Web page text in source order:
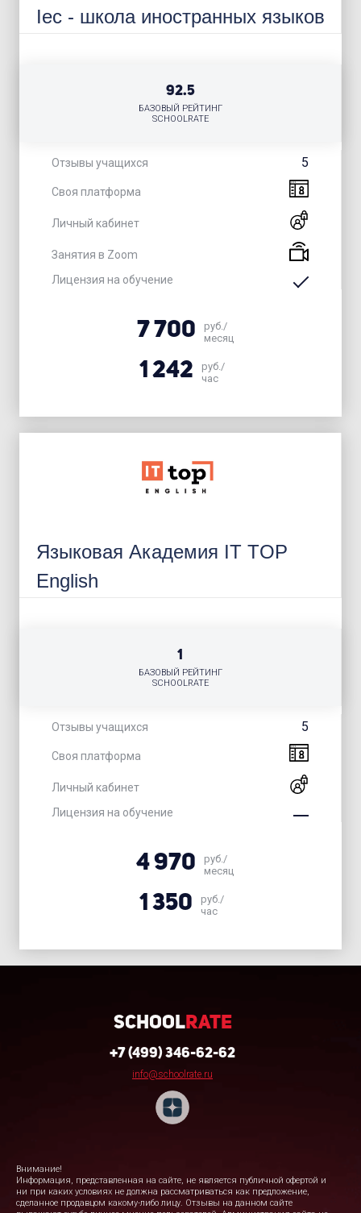
Iec - школа иностранных языков
Отзывы учащихся 5
Своя платформа
Личный кабинет
Занятия в Zoom
Лицензия на обучение
92.5
БАЗОВЫЙ РЕЙТИНГ
SCHOOLRATE
7 700
руб./
месяц
1 242
руб./
час
Языковая Академия IT TOP
English
Отзывы учащихся 5
Своя платформа
Личный кабинет
Лицензия на обучение
1
БАЗОВЫЙ РЕЙТИНГ
SCHOOLRATE
4 970
руб./
месяц
1 350
руб./
час
SchoolRate
+7 (499) 346-62-62
info@schoolrate.ru
Внимание!
Информация, представленная на сайте, не является публичной офертой и
ни при каких условиях не должна рассматриваться как предложение,
сделанное продавцом какому-либо лицу. Отзывы на данном сайте